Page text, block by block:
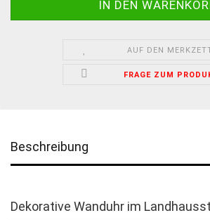
AUF DEN
FRAGE ZUM
Beschreibung
Dekorative Wanduhr im